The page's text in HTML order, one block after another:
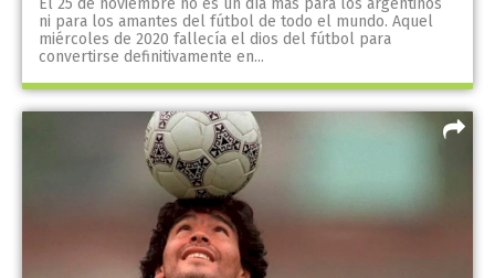
ni para los amantes del fútbol de todo el mundo. Aquel
miércoles de 2020 fallecía el dios del fútbol para
convertirse definitivamente en...